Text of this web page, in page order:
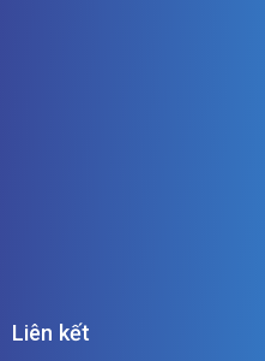
Liên kết